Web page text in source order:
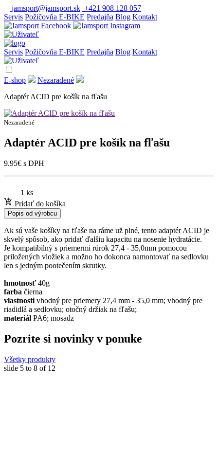
jamsport@jamsport.sk +421 908 128 057
Servis Požičovňa E-BIKE Predajňa Blog Kontakt
Servis Požičovňa E-BIKE Predajňa Blog Kontakt
E-shop
Nezaradené
Adaptér ACID pre košík na fľašu
Nezaradené
Adaptér ACID pre košík na fľašu
9.95€ s DPH
1 ks
Pridať do košíka
Popis od výrobcu
Ak sú vaše košíky na fľaše na ráme už plné, tento adaptér ACID je
skvelý spôsob, ako pridať ďalšiu kapacitu na nosenie hydratácie.
Je kompatibilný s priemermi rúrok 27,4 - 35,0mm pomocou
priložených vložiek a možno ho dokonca namontovať na sedlovku
len s jedným pootečením skrutky.
hmotnosť40g
farba čierna
vlastnosti vhodný pre priemery 27,4 mm - 35,0 mm; vhodný pre
riadidlá a sedlovku; otočný držiak na fľašu;
materiál PA6; mosadz
Pozrite si novinky v ponuke
Všetky produkty
slide 5 to 8 of 12